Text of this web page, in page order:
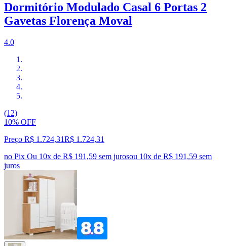
Dormitório Modulado Casal 6 Portas 2
Gavetas Florença Moval
4.0
(12)
10% OFF
Preço R$ 1.724,31R$ 1.724,31
no Pix Ou 10x de R$ 191,59 sem jurosou 10x de R$ 191,59 sem
juros